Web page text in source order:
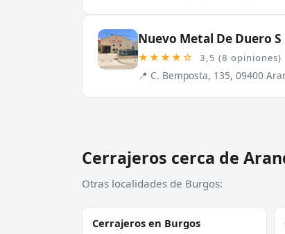
Nuevo Metal De Duero S
★★★★☆ 3,5 (8 opiniones)
📍 C. Bemposta, 135, 09400
Cerrajeros cerca de
Otras localidades de Burgos:
Cerrajeros en Burgos